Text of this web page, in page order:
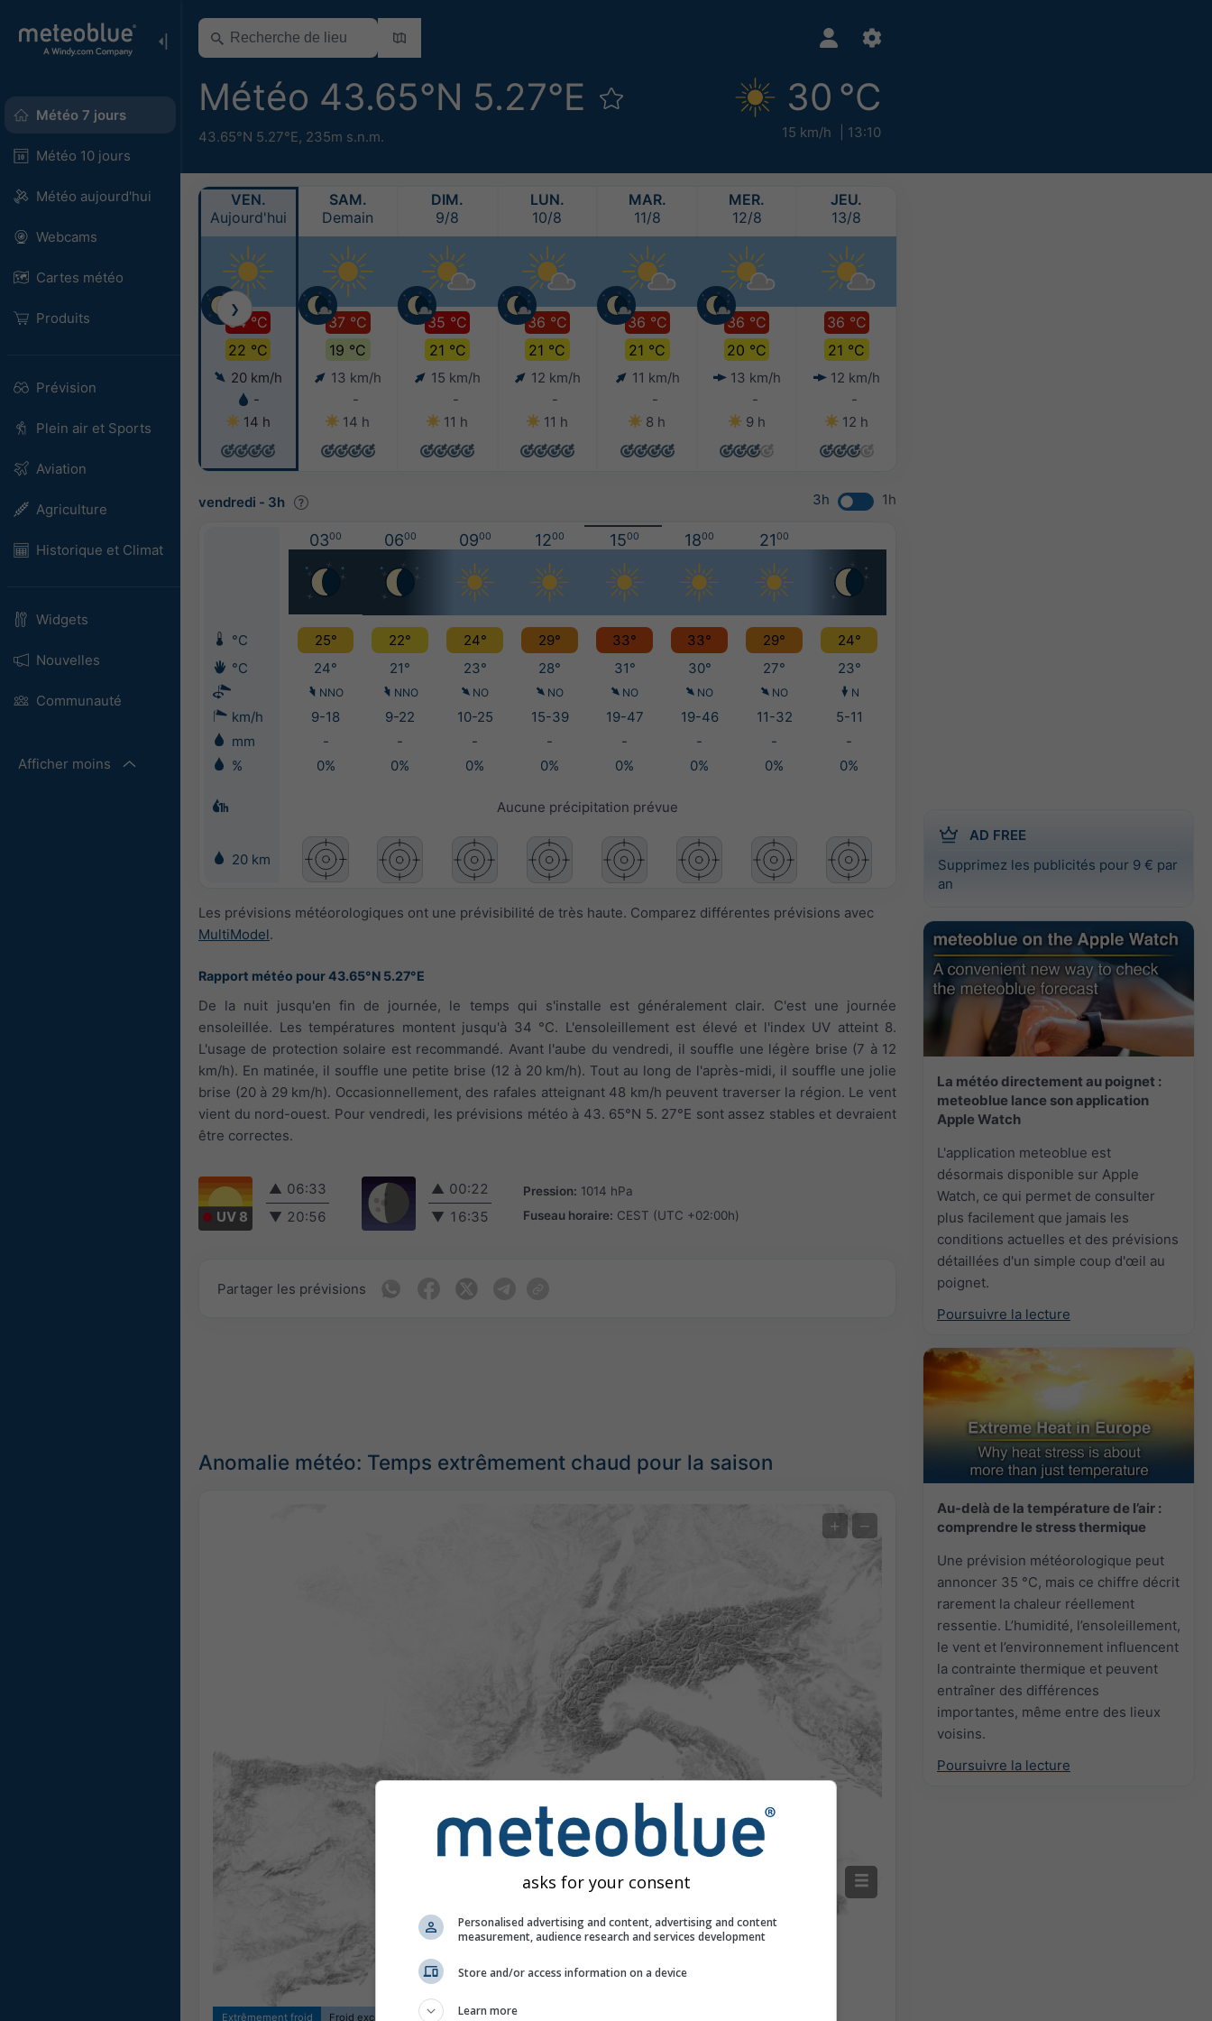
Météo 7 jours
Météo 10 jours
Météo aujourd'hui
Webcams
Cartes météo
Produits
Prévision
Plein air et Sports
Aviation
Agriculture
Historique et Climat
Widgets
Nouvelles
Communauté
Afficher moins
Météo 43.65°N 5.27°E
43.65°N 5.27°E, 235m s.n.m.
30 °C
15 km/h 13:10
AD FREE
Supprimez les publicités pour 9 € par
an
La météo directement au poignet :
meteoblue lance son application
Apple Watch
L'application meteoblue est
désormais disponible sur Apple
Watch, ce qui permet de consulter
plus facilement que jamais les
conditions actuelles et des prévisions
détaillées d'un simple coup d'œil au
poignet.
Poursuivre la lecture
Au-delà de la température de l’air :
comprendre le stress thermique
Une prévision météorologique peut
annoncer 35 °C, mais ce chiffre décrit
rarement la chaleur réellement
ressentie. L’humidité, l’ensoleillement,
le vent et l’environnement influencent
la contrainte thermique et peuvent
entraîner des différences
importantes, même entre des lieux
voisins.
Poursuivre la lecture
VEN.
Aujourd'hui
34 °C
22 °C
20 km/h
-
14 h
SAM.
Demain
37 °C
19 °C
13 km/h
-
14 h
DIM.
9/8
35 °C
21 °C
15 km/h
-
11 h
LUN.
10/8
36 °C
21 °C
12 km/h
-
11 h
MAR.
11/8
36 °C
21 °C
11 km/h
-
8 h
MER.
12/8
36 °C
20 °C
13 km/h
-
9 h
JEU.
13/8
36 °C
21 °C
12 km/h
-
12 h
❯
vendredi - 3h 3h 1h
0300 0600 0900 1200 1500 1800 2100
°C 25° 22° 24° 29° 33° 33° 29°
24°
°C
24° 21° 23° 28° 31° 30° 27° 23°
NNO NNO NO NO NO NO NO N
km/h 9-18 9-22 10-25 15-39 19-47 19-46 11-32
5-11
mm
- - - - - - -
-
%
0% 0% 0% 0% 0% 0% 0% 0%
Aucune précipitation prévue
20 km
Les prévisions météorologiques ont une prévisibilité de très haute. Comparez différentes prévisions avec
MultiModel.
Rapport météo pour 43.65°N 5.27°E
De la nuit jusqu'en fin de journée, le temps qui s'installe est généralement clair. C'est une journée
ensoleillée. Les températures montent jusqu'à 34 °C. L'ensoleillement est élevé et l'index UV atteint 8.
L'usage de protection solaire est recommandé. Avant l'aube du vendredi, il souffle une légère brise (7 à 12
km/h). En matinée, il souffle une petite brise (12 à 20 km/h). Tout au long de l'après-midi, il souffle une jolie
brise (20 à 29 km/h). Occasionnellement, des rafales atteignant 48 km/h peuvent traverser la région. Le vent
vient du nord-ouest. Pour vendredi, les prévisions météo à 43. 65°N 5. 27°E sont assez stables et devraient
être correctes.
UV 8
▲ 06:33
▼ 20:56
▲ 00:22
▼ 16:35
Pression: 1014 hPa
Fuseau horaire: CEST (UTC +02:00h)
Partager les prévisions
Anomalie météo: Temps extrêmement chaud pour la saison
Mesures de la température
Auto (NEMSGLOBAL Global)
+ −
Extrêmement froid Froid exceptionnel Normal
asks for your consent
Personalised advertising and content, advertising and content
measurement, audience research and services development
Store and/or access information on a device
Learn more